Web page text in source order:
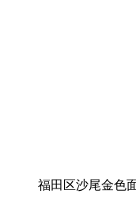
福田区沙尾金色